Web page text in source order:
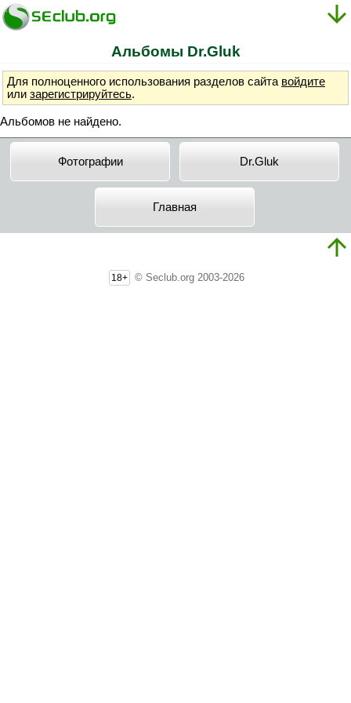
Альбомы Dr.Gluk
Для полноценного использования разделов сайта войдите
или зарегистрируйтесь.
Альбомов не найдено.
Фотографии Dr.Gluk
Главная
18+ © Seclub.org 2003-2026